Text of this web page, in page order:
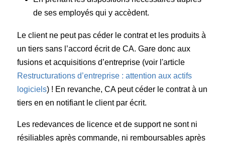
de ses employés qui y accèdent.
Le client ne peut pas céder le contrat et les produits à
un tiers sans l’accord écrit de CA. Gare donc aux
fusions et acquisitions d’entreprise (voir l'article
Restructurations d’entreprise : attention aux actifs
logiciels) ! En revanche, CA peut céder le contrat à un
tiers en en notifiant le client par écrit.
Les redevances de licence et de support ne sont ni
résiliables après commande, ni remboursables après